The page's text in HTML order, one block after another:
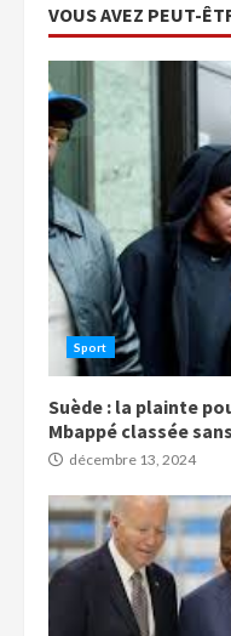
VOUS AVEZ PEUT-
Sport
Suède : la plainte
Mbappé classée
décembre 13, 2024